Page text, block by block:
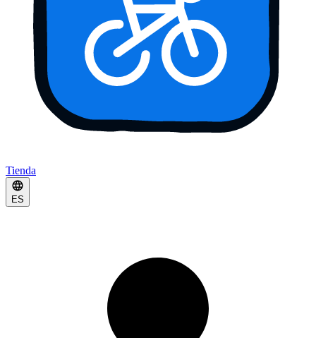
Tienda
ES